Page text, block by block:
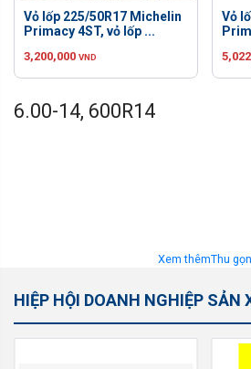
Vỏ lốp 225/50R17 Michelin
Primacy 4ST, vỏ lốp ...
3,200,000 VND
Vỏ
6.00-14, 600R14
Xem thêmThu gọn
HIỆP HỘI DOANH NGHIỆP SẢN